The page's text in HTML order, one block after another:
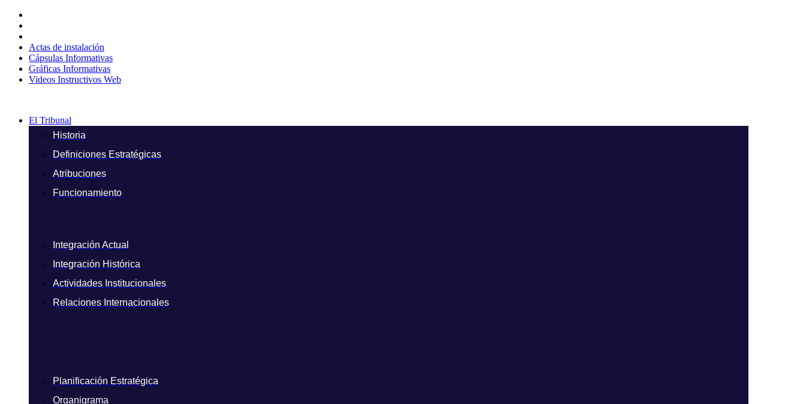
contenido
Actas de instalación
Cápsulas Informativas
Gráficas Informativas
Videos Instructivos Web
El Tribunal
Historia
Definiciones Estratégicas
Atribuciones
Funcionamiento
Integración Actual
Integración Histórica
Actividades Institucionales
Relaciones Internacionales
Planificación Estratégica
Organigrama